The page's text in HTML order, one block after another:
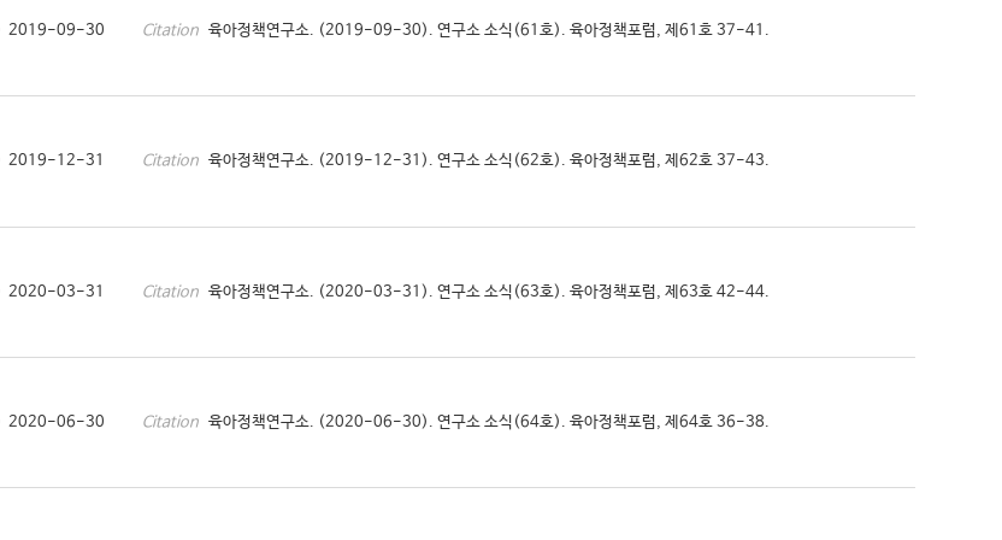
2019-09-30 Citation 육아정책연구소. (2019-09-30). 연구소 소식(61호). 육아정책포럼, 제61호 37-41.
2019-12-31 Citation 육아정책연구소. (2019-12-31). 연구소 소식(62호). 육아정책포럼, 제62호 37-43.
2020-03-31 Citation 육아정책연구소. (2020-03-31). 연구소 소식(63호). 육아정책포럼, 제63호 42-44.
2020-06-30 Citation 육아정책연구소. (2020-06-30). 연구소 소식(64호). 육아정책포럼, 제64호 36-38.